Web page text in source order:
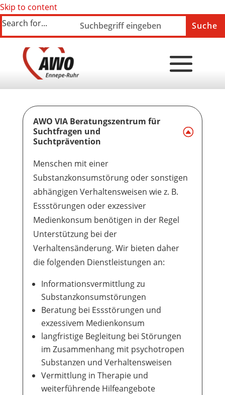
Skip to content
Search for...
AWO VIA Beratungszentrum für
Suchtfragen und
Suchtprävention
Menschen mit einer
Substanzkonsumstörung oder sonstigen
abhängigen Verhaltensweisen wie z. B.
Essstörungen oder exzessiver
Medienkonsum benötigen in der Regel
Unterstützung bei der
Verhaltensänderung. Wir bieten daher
die folgenden Dienstleistungen an:
Informationsvermittlung zu
Substanzkonsumstörungen
Beratung bei Essstörungen und
exzessivem Medienkonsum
langfristige Begleitung bei Störungen
im Zusammenhang mit psychotropen
Substanzen und Verhaltensweisen
Vermittlung in Therapie und
weiterführende Hilfeangebote